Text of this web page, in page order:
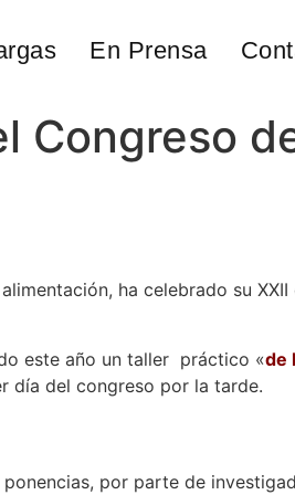
En Prensa
Congreso
ha celebrado su XXII
este año un taller práctico «de
día del congreso por la tarde.
por parte de